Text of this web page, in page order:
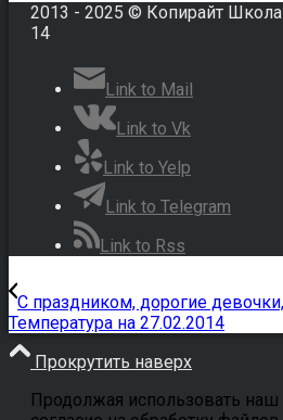
2013 - 2025 © Копирайт
14
Link to Mail
Link to Vk
Link to Yelp
Link to Telegram
Link to Rss
С праздником, дорогие
Температура на 27.02.2014
Прокрутить наверх
Продолжая использовать наш